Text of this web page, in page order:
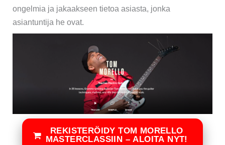
ongelmia ja jakaakseen tietoa asiasta, jonka
asiantuntija he ovat.
REKISTERÖIDY TOM MORELLO
MASTERCLASSIIN – ALOITA NYT!